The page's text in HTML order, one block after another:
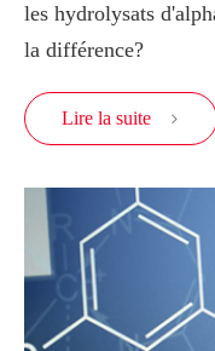
les hydrolysats
la différence?
Lire la suite 